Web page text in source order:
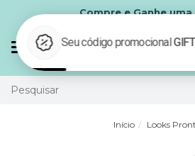
Compre e Ganhe uma
Mudar
Início Looks